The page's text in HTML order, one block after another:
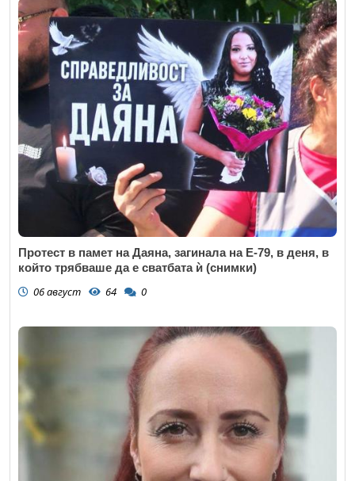
Протест в памет на Даяна, загинала на Е-79, в деня, в
който трябваше да е сватбата ѝ (снимки)
06 август 64 0